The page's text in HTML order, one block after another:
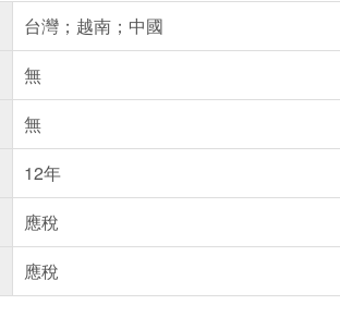
台灣；越南；中國
無
無
12年
應稅
應稅